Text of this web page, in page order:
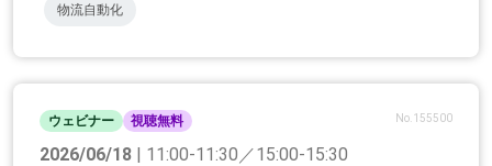
物流自動化
ウェビナー 視聴無料 No.155500
2026/06/18 | 11:00-11:30／15:00-15:30